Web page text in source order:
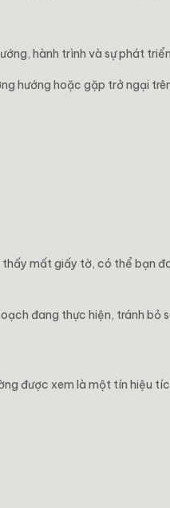
hành trình và sự phát
hướng hoặc gặp trở ngại
mất giấy tờ, có thể bạn
đang thực hiện, tránh bỏ
được xem là một tín hiệu